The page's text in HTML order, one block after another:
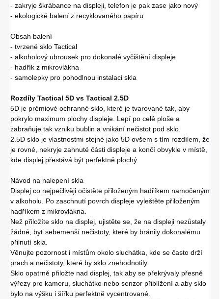
- zakryje škrábance na displeji, telefon je pak zase jako nový
- ekologické balení z recyklovaného papíru
Obsah balení
- tvrzené sklo Tactical
- alkoholový ubrousek pro dokonalé vyčištění displeje
- hadřík z mikrovlákna
- samolepky pro pohodlnou instalaci skla
Rozdíly Tactical 5D vs Tactical 2.5D
5D je prémiové ochranné sklo, které je tvarované tak, aby
pokrylo maximum plochy displeje. Lepí po celé ploše a
zabraňuje tak vzniku bublin a vnikání nečistot pod sklo.
2.5D sklo je vlastnostmi stejné jako 5D ovšem s tím rozdílem, že
je rovné, nekryje zahnuté části displeje a končí obvykle v místě,
kde displej přestává být perfektně plochý
Návod na nalepení skla
Displej co nejpečlivěji očistěte přiloženým hadříkem namočeným
v alkoholu. Po zaschnutí povrch displeje vyleštěte přiloženým
hadříkem z mikrovlákna.
Než přiložíte sklo na displej, ujistěte se, že na displeji nezůstaly
žádné, byť sebemenší nečistoty, které by bránily dokonalému
přilnutí skla.
Věnujte pozornost i místům okolo sluchátka, kde se často drží
prach a nečistoty, které by sklo znehodnotily.
Sklo opatrně přiložte nad displej, tak aby se překrývaly přesně
výřezy pro kameru, sluchátko nebo senzor přiblížení a aby sklo
bylo na výšku i šířku perfektně vycentrované.